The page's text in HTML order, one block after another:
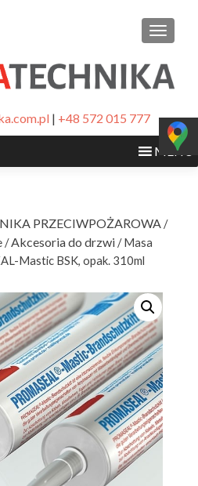
| +48 572 015 777
MENU
PRZECIWPOŻAROWA/
/Akcesoria do drzwi/ Masa
Mastic BSK, opak. 310ml